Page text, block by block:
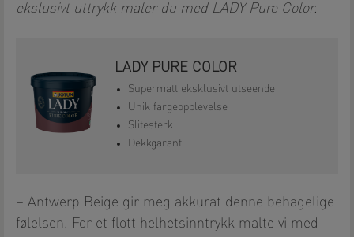
ekslusivt uttrykk maler du med LADY Pure Color.
LADY PURE COLOR
Supermatt eksklusivt utseende
Unik fargeopplevelse
Slitesterk
Dekkgaranti
– Antwerp Beige gir meg akkurat denne behagelige
følelsen. For et flott helhetsinntrykk malte vi med